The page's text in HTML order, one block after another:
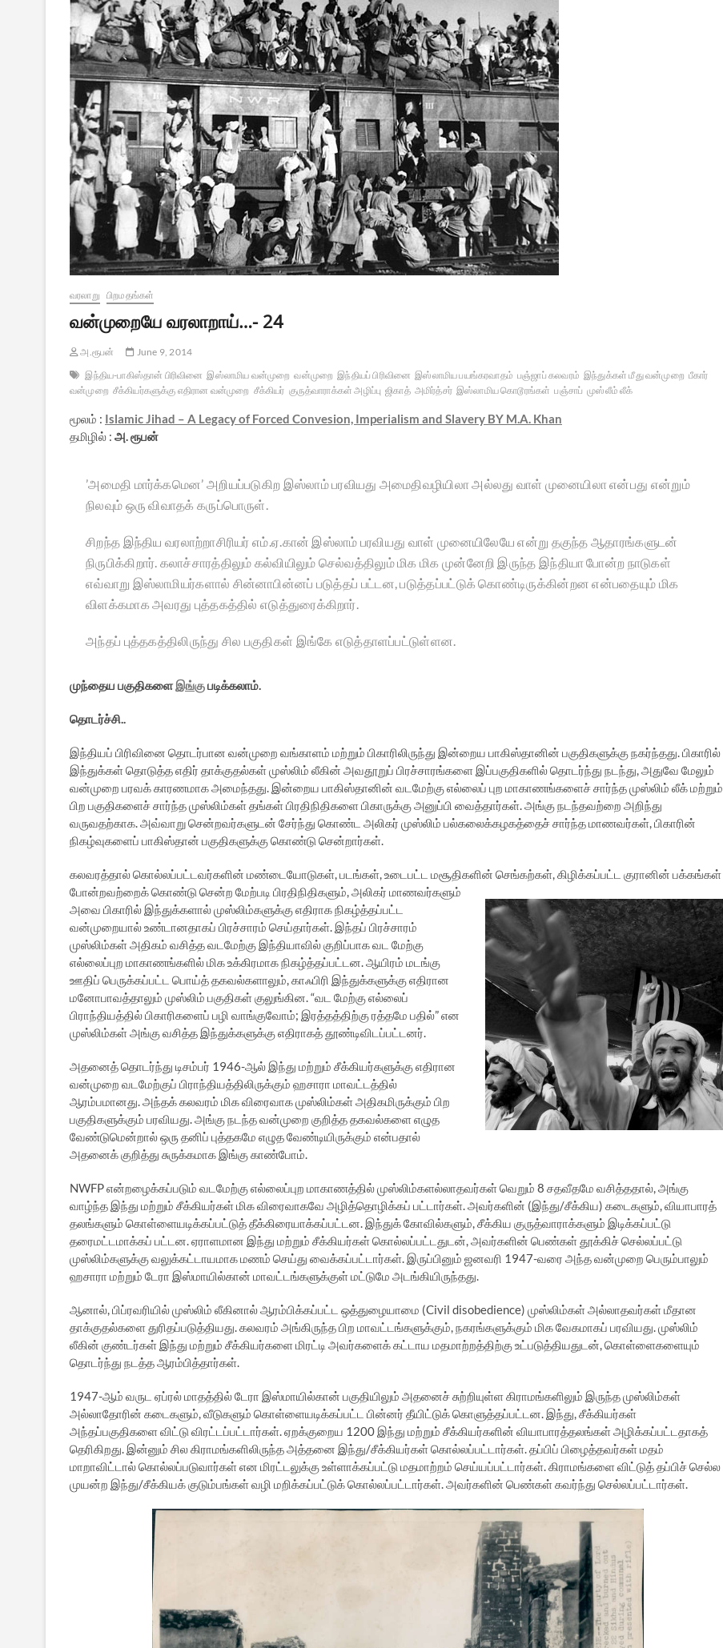
வரலாறு பிறமதங்கள்
வன்முறையே வரலாறாய்…- 24
அ.ரூபன்
June 9, 2014
இந்திய-பாகிஸ்தான் பிரிவினை இஸ்லாமிய வன்முறை வன்முறை இந்தியப் பிரிவினை இஸ்லாமிய பயங்கரவாதம் பஞ்ஜாப் கலவரம் இந்துக்கள் மீது வன்முறை பீகார்
வன்முறை சீக்கியர்களுக்கு எதிரான வன்முறை சீக்கியர் குருத்வாராக்கள் அழிப்பு ஜிகாத் அமிர்த்சர் இஸ்லாமிய கொடூரங்கள் பஞ்சாப் முஸ்லீம் லீக்
மூலம் : Islamic Jihad – A Legacy of Forced Convesion, Imperialism and Slavery BY M.A. Khan
தமிழில் : அ. ரூபன்
’அமைதி மார்க்கமென’ அறியப்படுகிற இஸ்லாம் பரவியது அமைதிவழியிலா அல்லது வாள் முனையிலா என்பது என்றும்
நிலவும் ஒரு விவாதக் கருப்பொருள்.
சிறந்த இந்திய வரலாற்றாசிரியர் எம்.ஏ.கான் இஸ்லாம் பரவியது வாள் முனையிலேயே என்று தகுந்த ஆதாரங்களுடன்
நிருபிக்கிறார். கலாச்சாரத்திலும் கல்வியிலும் செல்வத்திலும் மிக மிக முன்னேறி இருந்த இந்தியா போன்ற நாடுகள்
எவ்வாறு இஸ்லாமியர்களால் சின்னாபின்னப் படுத்தப் பட்டன, படுத்தப்பட்டுக் கொண்டிருக்கின்றன என்பதையும் மிக
விளக்கமாக அவரது புத்தகத்தில் எடுத்துரைக்கிறார்.
அந்தப் புத்தகத்திலிருந்து சில பகுதிகள் இங்கே எடுத்தாளப்பட்டுள்ளன.
முந்தைய பகுதிகளைஇங்குபடிக்கலாம்.
தொடர்ச்சி..
இந்தியப் பிரிவினை தொடர்பான வன்முறை வங்காளம் மற்றும் பிகாரிலிருந்து இன்றைய பாகிஸ்தானின் பகுதிகளுக்கு நகர்ந்தது. பிகாரில்
இந்துக்கள் தொடுத்த எதிர் தாக்குதல்கள் முஸ்லிம் லீகின் அவதூறுப் பிரச்சாரங்களை இப்பகுதிகளில் தொடர்ந்து நடந்து, அதுவே மேலும்
வன்முறை பரவக் காரணமாக அமைந்தது. இன்றைய பாகிஸ்தானின் வடமேற்கு எல்லைப் புற மாகாணங்களைச் சார்ந்த முஸ்லிம் லீக் மற்றும்
பிற பகுதிகளைச் சார்ந்த முஸ்லிம்கள் தங்கள் பிரதிநிதிகளை பிகாருக்கு அனுப்பி வைத்தார்கள். அங்கு நடந்தவற்றை அறிந்து
வருவதற்காக. அவ்வாறு சென்றவர்களுடன் சேர்ந்து கொண்ட அலிகர் முஸ்லிம் பல்கலைக்கழகத்தைச் சார்ந்த மாணவர்கள், பிகாரின்
நிகழ்வுகளைப் பாகிஸ்தான் பகுதிகளுக்கு கொண்டு சென்றார்கள்.
கலவரத்தால் கொல்லப்பட்டவர்களின் மண்டையோடுகள், படங்கள், உடைபட்ட மசூதிகளின் செங்கற்கள், கிழிக்கப்பட்ட
குரானின் பக்கங்கள்
போன்றவற்றைக் கொண்டு சென்ற மேற்படி பிரதிநிதிகளும், அலிகர் மாணவர்களும்
அவை பிகாரில் இந்துக்களால் முஸ்லிம்களுக்கு எதிராக நிகழ்த்தப்பட்ட
வன்முறையால் உண்டானதாகப் பிரச்சாரம் செய்தார்கள். இந்தப் பிரச்சாரம்
முஸ்லிம்கள் அதிகம் வசித்த வடமேற்கு இந்தியாவில் குறிப்பாக வட மேற்கு
எல்லைப்புற மாகாணங்களில் மிக உக்கிரமாக நிகழ்த்தப்பட்டன. ஆயிரம் மடங்கு
ஊதிப் பெருக்கப்பட்ட பொய்த் தகவல்களாலும், காஃபிரி இந்துக்களுக்கு எதிரான
மனோபாவத்தாலும் முஸ்லிம் பகுதிகள் குலுங்கின. “வட மேற்கு எல்லைப்
பிராந்தியத்தில் பிகாரிகளைப் பழி வாங்குவோம்; இரத்தத்திற்கு ரத்தமே பதில்” என
முஸ்லிம்கள் அங்கு வசித்த இந்துக்களுக்கு எதிராகத் தூண்டிவிடப்பட்டனர்.
அதனைத் தொடர்ந்து டிசம்பர் 1946-ஆல் இந்து மற்றும் சீக்கியர்களுக்கு எதிரான
வன்முறை வடமேற்குப் பிராந்தியத்திலிருக்கும் ஹசாரா மாவட்டத்தில்
ஆரம்பமானது. அந்தக் கலவரம் மிக விரைவாக முஸ்லிம்கள் அதிகமிருக்கும் பிற
பகுதிகளுக்கும் பரவியது. அங்கு நடந்த வன்முறை குறித்த தகவல்களை எழுத
வேண்டுமென்றால் ஒரு தனிப் புத்தகமே எழுத வேண்டியிருக்கும் என்பதால்
அதனைக் குறித்து சுருக்கமாக இங்கு காண்போம்.
NWFP என்றழைக்கப்படும் வடமேற்கு எல்லைப்புற மாகாணத்தில் முஸ்லிம்களல்லாதவர்கள் வெறும் 8 சதவீதமே வசித்ததால், அங்கு
வாழ்ந்த இந்து மற்றும் சீக்கியர்கள் மிக விரைவாகவே அழித்தொழிக்கப் பட்டார்கள். அவர்களின் (இந்து/சீக்கிய) கடைகளும், வியாபாரத்
தலங்களும் கொள்ளையடிக்கப்பட்டுத் தீக்கிரையாக்கப்பட்டன. இந்துக் கோவில்களும், சீக்கிய குருத்வாராக்களும் இடிக்கப்பட்டு
தரைமட்டமாக்கப் பட்டன. ஏராளமான இந்து மற்றும் சீக்கியர்கள் கொல்லப்பட்டதுடன், அவர்களின் பெண்கள் தூக்கிச் செல்லப்பட்டு
முஸ்லிம்களுக்கு வலுக்கட்டாயமாக மணம் செய்து வைக்கப்பட்டார்கள். இருப்பினும் ஜனவரி 1947-வரை அந்த வன்முறை பெரும்பாலும்
ஹசாரா மற்றும் டேரா இஸ்மாயில்கான் மாவட்டங்களுக்குள் மட்டுமே அடங்கியிருந்தது.
ஆனால், பிப்ரவரியில் முஸ்லிம் லீகினால் ஆரம்பிக்கப்பட்ட ஒத்துழையாமை (Civil disobedience) முஸ்லிம்கள் அல்லாதவர்கள் மீதான
தாக்குதல்களை துரிதப்படுத்தியது. கலவரம் அங்கிருந்த பிற மாவட்டங்களுக்கும், நகரங்களுக்கும் மிக வேகமாகப் பரவியது. முஸ்லிம்
லீகின் குண்டர்கள் இந்து மற்றும் சீக்கியர்களை மிரட்டி அவர்களைக் கட்டாய மதமாற்றத்திற்கு உட்படுத்தியதுடன், கொள்ளைகளையும்
தொடர்ந்து நடத்த ஆரம்பித்தார்கள்.
1947-ஆம் வருட ஏப்ரல் மாதத்தில் டேரா இஸ்மாயில்கான் பகுதியிலும் அதனைச் சுற்றியுள்ள கிராமங்களிலும் இருந்த முஸ்லிம்கள்
அல்லாதோரின் கடைகளும், வீடுகளும் கொள்ளையடிக்கப்பட்ட பின்னர் தீயிட்டுக் கொளுத்தப்பட்டன. இந்து, சீக்கியர்கள்
அந்தப்பகுதிகளை விட்டு விரட்டப்பட்டார்கள். ஏறக்குறைய 1200 இந்து மற்றும் சீக்கியர்களின் வியாபாரத்தலங்கள் அழிக்கப்பட்டதாகத்
தெரிகிறது. இன்னும் சில கிராமங்களிலிருந்த அத்தனை இந்து/சீக்கியர்கள் கொல்லப்பட்டார்கள். தப்பிப் பிழைத்தவர்கள் மதம்
மாறாவிட்டால் கொல்லப்படுவார்கள் என மிரட்டலுக்கு உள்ளாக்கப்பட்டு மதமாற்றம் செய்யப்பட்டார்கள். கிராமங்களை விட்டுத் தப்பிச் செல்ல
முயன்ற இந்து/சீக்கியக் குடும்பங்கள் வழி மறிக்கப்பட்டுக் கொல்லப்பட்டார்கள். அவர்களின் பெண்கள் கவர்ந்து செல்லப்பட்டார்கள்.